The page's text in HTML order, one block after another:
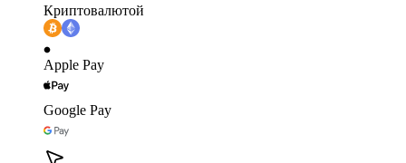
Криптовалютой
Apple Pay
Google Pay